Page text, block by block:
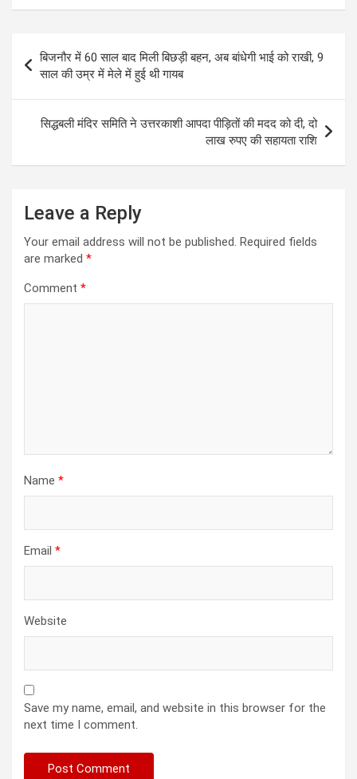
at
s
A
p
p
ce
b
o
o
k
tt ail se
n
g
er
e
a
m
navigation
बिजनौर में 60 साल बाद मिली बिछड़ी बहन, अब बांधेगी भाई को राखी, 9
साल की उम्र में मेले में हुई थी गायब
सिद्धबली मंदिर समिति ने उत्तरकाशी आपदा पीड़ितों की मदद को दी, दो
लाख रुपए की सहायता राशि
Leave a Reply
Your email address will not be published. Required fields
are marked *
Comment *
Name *
Email *
Website
Save my name, email, and website in this browser for the
next time I comment.